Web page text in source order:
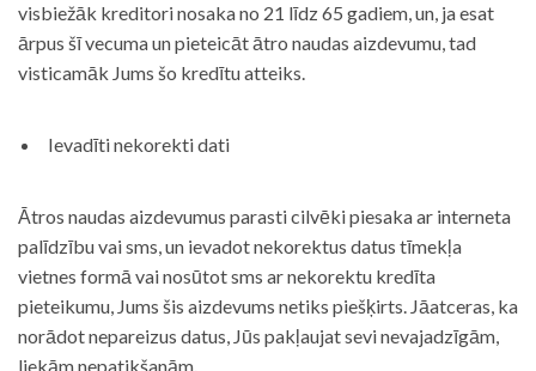
visbiežāk kreditori nosaka no 21 līdz 65 gadiem, un, ja esat
ārpus šī vecuma un pieteicāt ātro naudas aizdevumu, tad
visticamāk Jums šo kredītu atteiks.
Ievadīti nekorekti dati
Ātros naudas aizdevumus parasti cilvēki piesaka ar interneta
palīdzību vai sms, un ievadot nekorektus datus tīmekļa
vietnes formā vai nosūtot sms ar nekorektu kredīta
pieteikumu, Jums šis aizdevums netiks piešķirts. Jāatceras, ka
norādot nepareizus datus, Jūs pakļaujat sevi nevajadzīgām,
liekām nepatikšanām.